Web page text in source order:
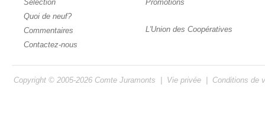
Sélection
Quoi de neuf?
Commentaires
Contactez-nous
Promotions
L'Union des Coopératives
Copyright © 2005-2026 Comte Juramonts Vie privée Conditions de